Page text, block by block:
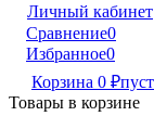
Личный кабинет
Сравнение0
Избранное0
Корзина 0 ₽
Товары в корзине